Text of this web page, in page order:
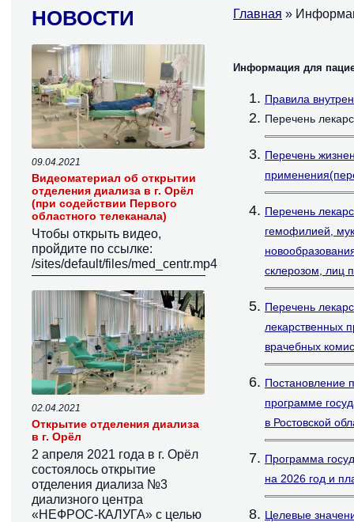
Главная »
Информация для
Правила
Перечень
Перечень
Перечень
гемофилией,
склерозом, лиц
Перечень
лекарственных
врачебных
Постановление
программе
в Ростовской
Программа
на 2026 год и
Целевые
НОВОСТИ
09.04.2021
Видеоматериал об открытии
отделения диализа в г. Орёл
(при содействии Первого
областного телеканала)
Чтобы открыть видео,
пройдите по ссылке:
/sites/default/files/med_centr.mp4
02.04.2021
Открытие отделения диализа
в г. Орёл
2 апреля 2021 года в г. Орёл
состоялось открытие
отделения диализа №3
диализного центра
«НЕФРОС-КАЛУГА» с целью